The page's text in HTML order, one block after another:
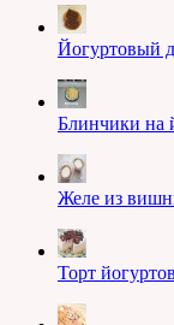
Йогуртовый
Блинчики на
Желе из
Торт